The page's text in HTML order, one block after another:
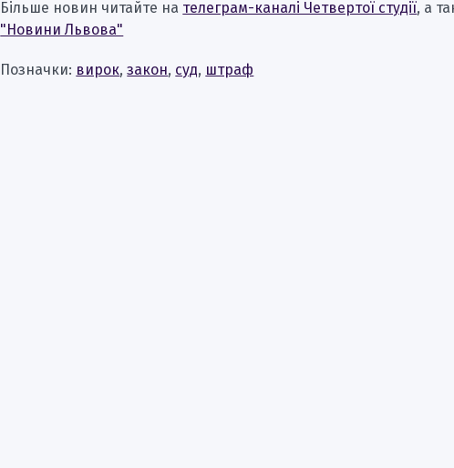
Більше новин читайте на телеграм-каналі Четвертої студії, а
"Новини Львова"
Позначки: вирок,закон, суд, штраф